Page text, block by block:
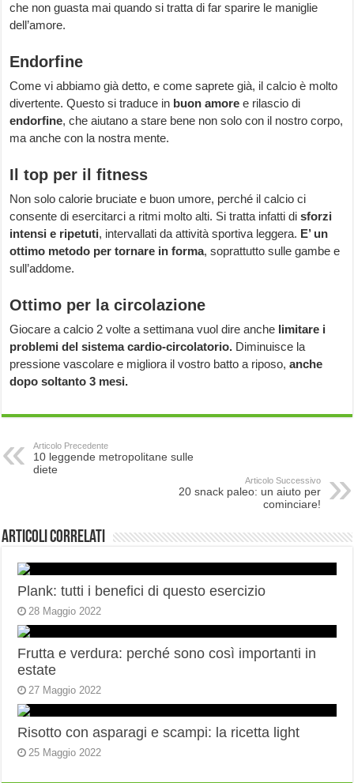
che non guasta mai quando si tratta di far sparire le maniglie
dell’amore.
Endorfine
Come vi abbiamo già detto, e come saprete già, il calcio è molto
divertente. Questo si traduce in buon amore e rilascio di
endorfine, che aiutano a stare bene non solo con il nostro corpo,
ma anche con la nostra mente.
Il top per il fitness
Non solo calorie bruciate e buon umore, perché il calcio ci
consente di esercitarci a ritmi molto alti. Si tratta infatti disforzi
intensi e ripetuti, intervallati da attività sportiva leggera. E’ un
ottimo metodo per tornare in forma, soprattutto sulle gambe e
sull’addome.
Ottimo per la circolazione
Giocare a calcio 2 volte a settimana vuol dire anche limitare i
problemi del sistema cardio-circolatorio. Diminuisce la
pressione vascolare e migliora il vostro batto a riposo,anche
dopo soltanto 3 mesi.
Articolo Precedente
10 leggende metropolitane sulle
diete
Articolo Successivo
20 snack paleo: un aiuto per
cominciare!
Articoli correlati
Plank: tutti i benefici di questo esercizio
28 Maggio 2022
Frutta e verdura: perché sono così importanti in
estate
27 Maggio 2022
Risotto con asparagi e scampi: la ricetta light
25 Maggio 2022